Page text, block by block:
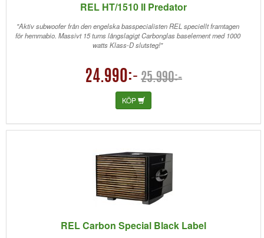
REL HT/1510 II Predator
"Aktiv subwoofer från den engelska basspecialisten REL speciellt framtagen
för hemmabio. Massivt 15 tums långslagigt Carbonglas baselement med 1000
watts Klass-D slutsteg!"
24.990:- 25.990:-
KÖP
REL Carbon Special Black Label